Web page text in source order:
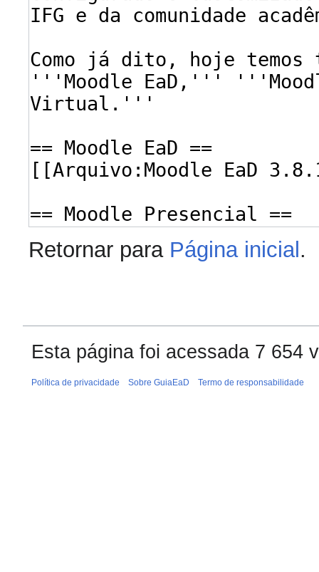
Retornar para Página inicial.
Esta página foi acessada 7 654
Política de privacidade Sobre GuiaEaD Termo de responsabilidade